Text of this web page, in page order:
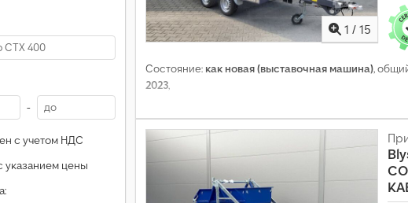
-
с учетом НДС
указанием цены
1 / 15
Состояние: как новая (выставочная машина),
2023,